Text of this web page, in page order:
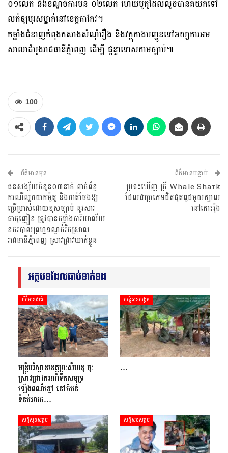
០១លើក និងខណ្ឌចំការមន ០២លើក ហើយម៉ូតូដែលលួចបានគឺយកទៅ
លក់ឲ្យបុរសម្នាក់នៅខេត្តតាកែវ។
កម្លាំងជំនាញកំពុងកសាងសំណុំរឿង និងវត្ថុតាងបញ្ជូនទៅអយ្យការអម
សាលាដំបូងរាជធានីភ្នំពេញ ដើម្បី ផ្តន្ទាទោសតាមច្បាប់៕
100
ព័ត៌មានមុន
ជនសង្ស័យចំនួន០៣នាក់ ពាក់ព័ន្ធ
ករណីលួចយកម៉ូតូ និងចាត់ចែងឱ្យ
ប្រើប្រាស់ដោយខុសច្បាប់ នូវសារ
ធាតុញៀន ត្រូវបានកម្លាំងការិយាល័យ
នគរបាលព្រហ្មទណ្ឌកំរិតស្រាល
រាជធានីភ្នំពេញ ស្រាវជ្រាវឃាត់ខ្លួន
ព័ត៌មានបន្ទាប់
ប្រទះឃើញ ត្រី Whale Shark
ដែល​ជាប្រភេទជិតផុតពូជ​មួយក្បាល​
នៅកោះរ៉ុង
អត្ថបទដែលជាប់ទាក់ទង
ព័ត៌មានជាតិ
មន្រ្តីបរិស្ថានខេត្តព្រះសីហនុ ចុះ
ស្រាវជ្រាវករណីទឹកសមុទ្រ
ឡើងពណ៌ខ្មៅ នៅតំបន់
ទំនប់រលក…
សន្តិសុខសង្គម
…
សន្តិសុខសង្គម សន្តិសុខសង្គម